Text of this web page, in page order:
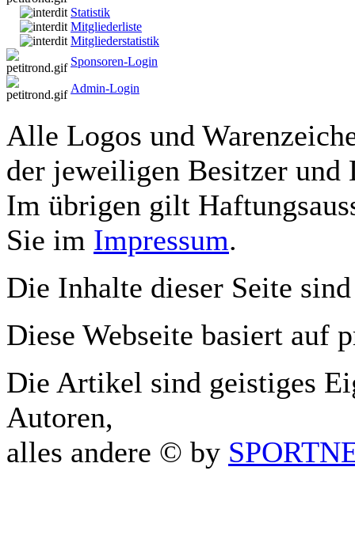
Statistik
Mitgliederliste
Mitgliederstatistik
Sponsoren-Login
Admin-Login
Alle Logos und
der jeweiligen Besitzer und
Im übrigen gilt
Sie im Impressum.
Die Inhalte dieser Seite
Diese Webseite basiert auf
Die Artikel sind geistiges
Autoren,
alles andere © by